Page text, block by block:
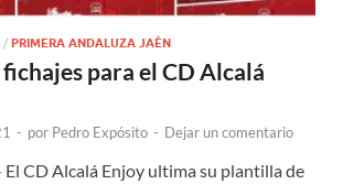
/ PRIMERA ANDALUZA JAÉN
para el CD Alcalá
- por Pedro Expósito - Dejar un comentario
El CD Alcalá Enjoy ultima su plantilla de